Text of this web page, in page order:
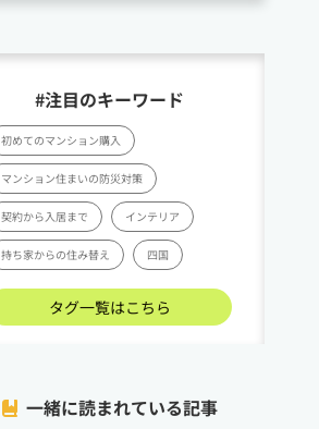
#注目のキーワード
初めてのマンション購入
マンション住まいの防災対策
契約から入居まで インテリア
持ち家からの住み替え 四国
タグ一覧はこちら
一緒に読まれている記事